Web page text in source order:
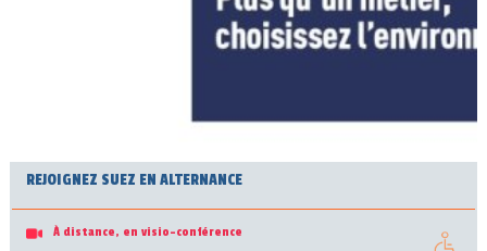
REJOIGNEZ SUEZ EN ALTERNANCE
À distance, en visio-conférence